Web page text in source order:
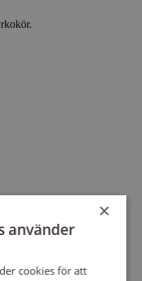
×
använder
cookies för att